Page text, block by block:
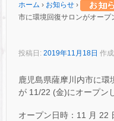
ホーム › お知らせ ›
市に環境回復サロンがオープ
投稿日: 2019年11月18日 作
鹿児島県薩摩川内市に
が 11/22 (金)にオープン
オープン日時：11 月 22